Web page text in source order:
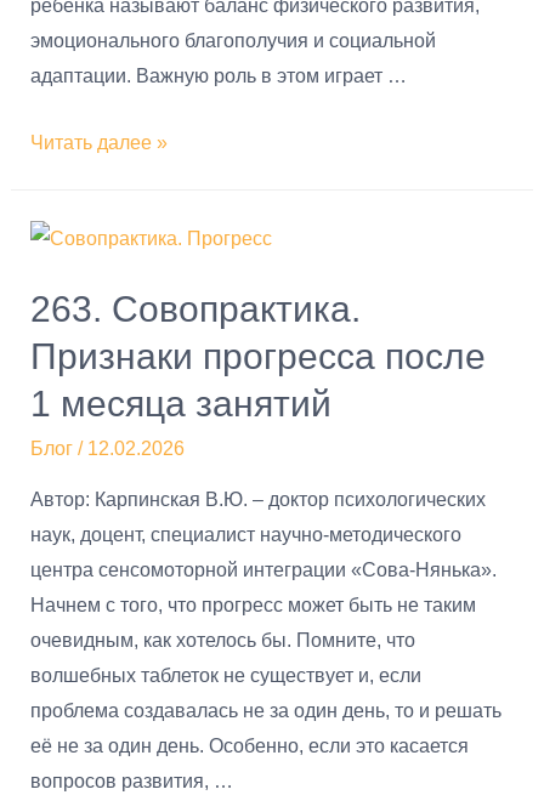
ребенка называют баланс физического развития,
эмоционального благополучия и социальной
адаптации. Важную роль в этом играет …
Читать далее »
263. Совопрактика.
Признаки прогресса после
1 месяца занятий
Блог/ 12.02.2026
Автор: Карпинская В.Ю. – доктор психологических
наук, доцент, специалист научно-методического
центра сенсомоторной интеграции «Сова-Нянька».
Начнем с того, что прогресс может быть не таким
очевидным, как хотелось бы. Помните, что
волшебных таблеток не существует и, если
проблема создавалась не за один день, то и решать
её не за один день. Особенно, если это касается
вопросов развития, …